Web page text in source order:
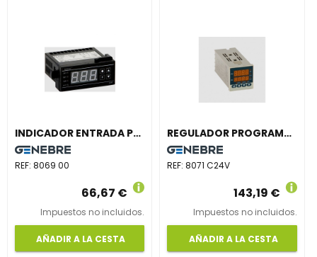
INDICADOR ENTRADA PROGRAMABLE 2 RELÉS ALARMA 72x36mm
REF: 8069 00
66,67 €
Impuestos no incluidos.
AÑADIR A LA CESTA
REGULADOR PROGRAMABLE 8071 OUT relé+2 ALARMA
REF:8071 C24V
143,19 €
Impuestos no incluidos.
AÑADIR A LA CESTA